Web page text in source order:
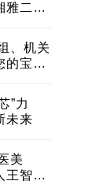
二医
、机关
的宝贵
”力
未来
智带